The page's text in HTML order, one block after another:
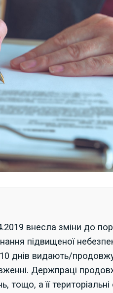
внесла зміни до
підвищеної
10 днів видають/
Держпраці
тощо, а її територіальні